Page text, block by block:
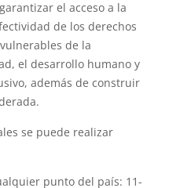
el acceso a la
de los derechos
de la
el desarrollo humano y
además de construir
se puede realizar
punto del país: 11-